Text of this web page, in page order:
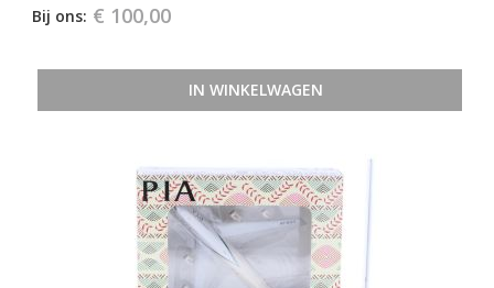
Bij ons: € 100,00
IN WINKELWAGEN